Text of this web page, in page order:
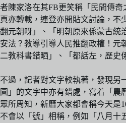
者陳家洛在其FB更笑稱「民間傳
頁亦轉載，連登亦開貼文討論，不
翻元朝呀」、「明朝原來係蒙古統
安法？教導引導人民推翻政權！元
二教科書錯晒」、「都話左，歷史
不過，記者對文字較執著，發現另
圓」的文字中亦有錯處，寫着「
眾所周知，新曆大家都會稱今天是
不會以「號」相稱，例如「八月十